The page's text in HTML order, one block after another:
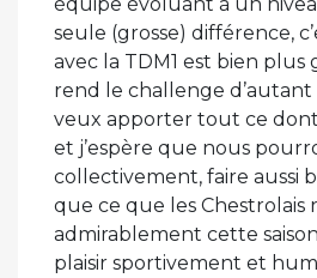
seule (grosse) différence,
avec la TDM1 est bien plus
rend le challenge d’autant
veux apporter tout ce dont
et j’espère que nous
collectivement, faire aussi
que ce que les Chestrolais
admirablement cette
plaisir sportivement et